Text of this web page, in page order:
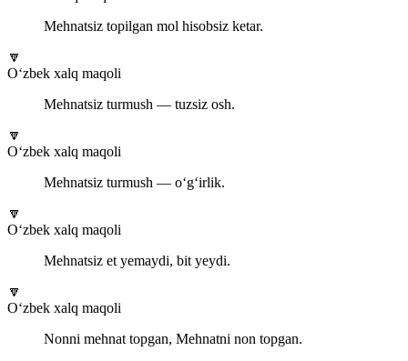
Mehnatsiz topilgan mol hisobsiz ketar.
🔽
O‘zbek xalq maqoli
Mehnatsiz turmush — tuzsiz osh.
🔽
O‘zbek xalq maqoli
Mehnatsiz turmush — o‘g‘irlik.
🔽
O‘zbek xalq maqoli
Mehnatsiz et yemaydi, bit yeydi.
🔽
O‘zbek xalq maqoli
Nonni mehnat topgan, Mehnatni non topgan.